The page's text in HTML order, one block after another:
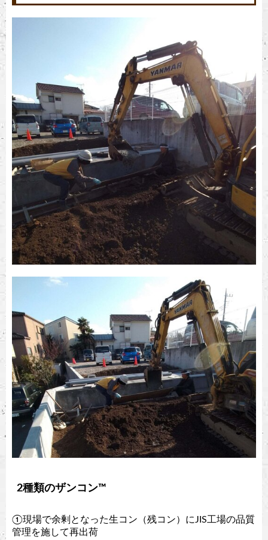
2種類のザンコン™︎
①現場で余剰となった生コン（残コン）にJIS工場の品質
管理を施して再出荷